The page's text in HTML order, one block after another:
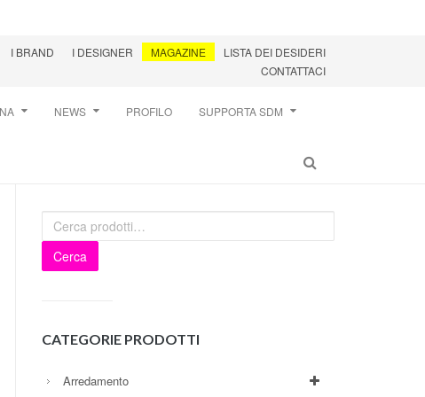
I BRAND I DESIGNER MAGAZINE
LISTA DEI DESIDERI
CONTATTACI
NEWS PROFILO SUPPORTA SDM
Cerca
CATEGORIE PRODOTTI
Arredamento